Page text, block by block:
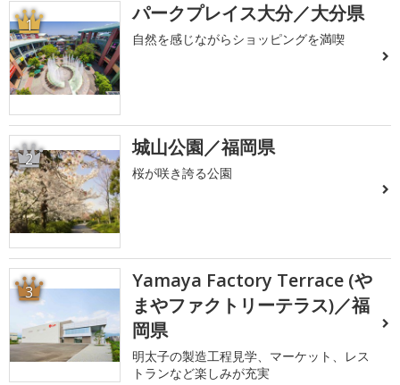
1 パークプレイス大分／大分県
自然を感じながらショッピングを満喫
2 城山公園／福岡県
桜が咲き誇る公園
3
Yamaya Factory Terrace (や
まやファクトリーテラス)／福
岡県
明太子の製造工程見学、マーケット、レス
トランなど楽しみが充実